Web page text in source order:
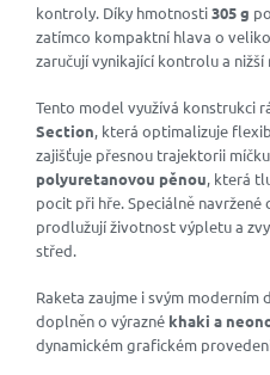
kontroly. Díky hmotnosti305 g
zatímco kompaktní hlava o
zaručují vynikající kontrolu a
Tento model využívá konstrukci
Section, která optimalizuje
zajišťuje přesnou trajektorii
polyuretanovou pěnou, která
pocit při hře. Speciálně navržené
prodlužují životnost výpletu a
střed.
Raketa zaujme i svým moderním
doplněn o výrazné khaki a
dynamickém grafickém